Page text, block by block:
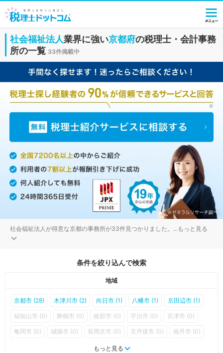
社会福祉法人業界に強い京都府の税理士・会計事務
所の一覧 33件掲載中
社会福祉法人が得意な京都の事務所が33件見つかりました。 ...もっと見る
条件を絞り込んで検索
地域
京都市 (28) 木津川市 (2) 向日市 (1) 八幡市 (1) 京田辺市 (1)
福知山市 (0) 舞鶴市 (0) 綾部市 (0) 宇治市 (0) 宮津市 (0)
亀岡市 (0) 城陽市 (0) 長岡京市 (0) 京丹後市 (0) 南丹市 (0)
井手町 (0)
もっと見る